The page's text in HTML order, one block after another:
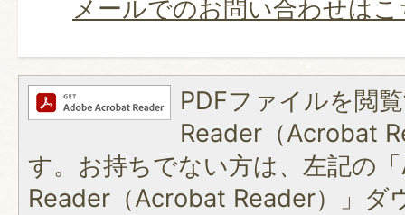
メールでのお問い合わせは
PDFファイルを閲
Reader（Acrobat
す。お持ちでない方は、左記の
Reader（Acrobat Reader）」ダ